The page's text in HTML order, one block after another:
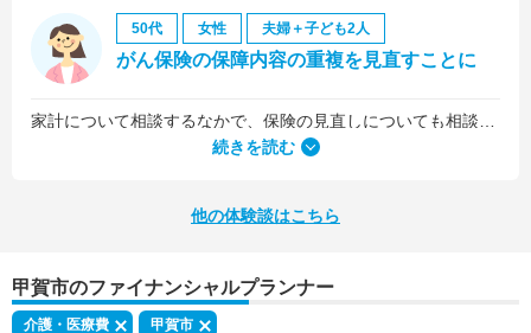
50代 女性 夫婦＋子ども2人
がん保険の保障内容の重複を見直すことに
続きを読む
他の体験談はこちら
甲賀市のファイナンシャルプランナー
介護・医療費 甲賀市